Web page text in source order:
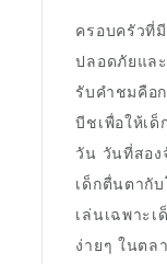
ครอบครัวที่
ปลอดภัยแล
รับคำชมคือ
บีชเพื่อให้เ
วัน วันที่สอ
เด็กตื่นตากั
เล่นเฉพาะ
ง่ายๆ ในตล